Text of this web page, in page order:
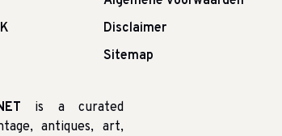
Disclaimer
Sitemap
is a curated
antiques, art,